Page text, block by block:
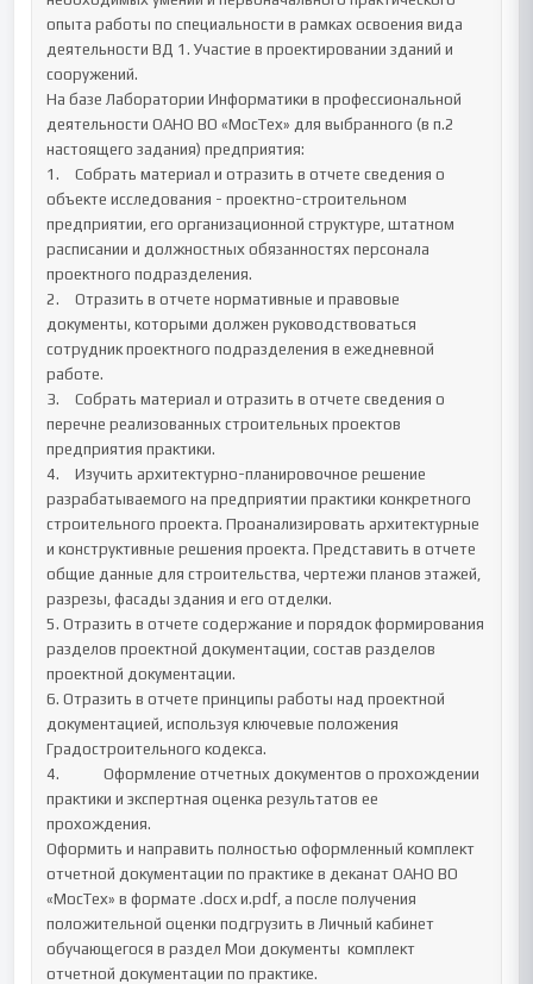
опыта работы по специальности в рамках освоения вида
деятельности ВД 1. Участие в проектировании зданий и
сооружений.
На базе Лаборатории Информатики в профессиональной
деятельности ОАНО ВО «МосТех» для выбранного (в п.2
настоящего задания) предприятия:
1.	Собрать материал и отразить в отчете сведения о
объекте исследования - проектно-строительном
предприятии, его организационной структуре, штатном
расписании и должностных обязанностях персонала
проектного подразделения.
2.	Отразить в отчете нормативные и правовые
документы, которыми должен руководствоваться
сотрудник проектного подразделения в ежедневной
работе.
3.	Собрать материал и отразить в отчете сведения о
перечне реализованных строительных проектов
предприятия практики.
4.	Изучить архитектурно-планировочное решение
разрабатываемого на предприятии практики конкретного
строительного проекта. Проанализировать архитектурные
и конструктивные решения проекта. Представить в отчете
общие данные для строительства, чертежи планов этажей,
разрезы, фасады здания и его отделки.
5. Отразить в отчете содержание и порядок формирования
разделов проектной документации, состав разделов
проектной документации.
6. Отразить в отчете принципы работы над проектной
документацией, используя ключевые положения
Градостроительного кодекса.
4.		Оформление отчетных документов о прохождении
практики и экспертная оценка результатов ее
прохождения.
Оформить и направить полностью оформленный комплект
отчетной документации по практике в деканат ОАНО ВО
«МосТех» в формате .docx и.pdf, а после получения
положительной оценки подгрузить в Личный кабинет
обучающегося в раздел Мои документы  комплект
отчетной документации по практике.